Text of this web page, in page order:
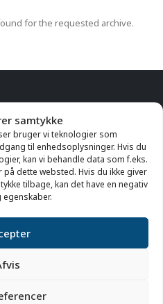
samtykke
bruger vi teknologier som
til enhedsoplysninger. Hvis du
kan vi behandle data som f.eks.
dette websted. Hvis du ikke giver
tilbage, kan det have en negativ
for the requested archive.